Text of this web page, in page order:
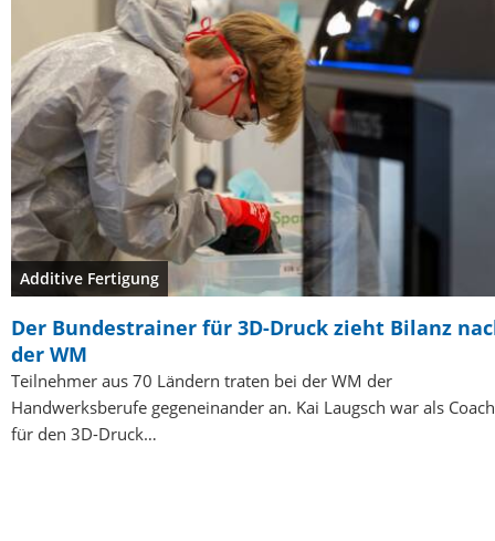
Additive Fertigung
Der Bundestrainer für 3D-Druck zieht Bilanz
der WM
Teilnehmer aus 70 Ländern traten bei der WM der
Handwerksberufe gegeneinander an. Kai Laugsch war als Coach
für den 3D-Druck…